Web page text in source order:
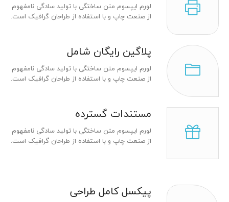
لورم ایپسوم متن ساختگی با تولید سادگی نامفهوم
از صنعت چاپ و با استفاده از طراحان گرافیک است.
پلاگین رایگان شامل
لورم ایپسوم متن ساختگی با تولید سادگی نامفهوم
از صنعت چاپ و با استفاده از طراحان گرافیک است.
مستندات گسترده
لورم ایپسوم متن ساختگی با تولید سادگی نامفهوم
از صنعت چاپ و با استفاده از طراحان گرافیک است.
پیکسل کامل طراحی